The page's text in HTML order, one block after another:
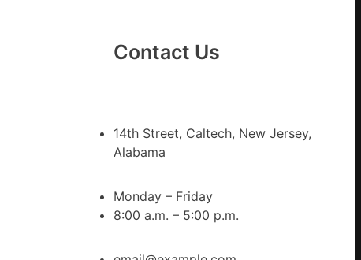
Contact Us
14th Street, Caltech, New Jersey,
Alabama
Monday – Friday
8:00 a.m. – 5:00 p.m.